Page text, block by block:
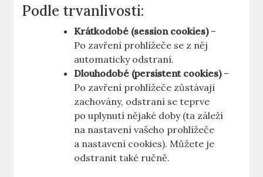
Podle trvanlivosti:
Krátkodobé (session cookies)–
Po zavření prohlížeče se z něj
automaticky odstraní.
Dlouhodobé (persistent cookies)–
Po zavření prohlížeče zůstávají
zachovány, odstraní se teprve
po uplynutí nějaké doby (ta záleží
na nastavení vašeho prohlížeče
a nastavení cookies). Můžete je
odstranit také ručně.